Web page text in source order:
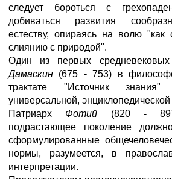
следует бороться с
добиваться развития
естеству, опираясь на волю "как
слиянию с природой".
Один из первых средневековых
Дамаскин (675 - 753) в
трактате "Источник
универсальной,
Патриарх Фотий (820 -
подрастающее поколение
сформулированные
нормы, разумеется, в
интерпретации.